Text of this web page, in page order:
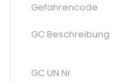
Gefahrencode
GC Beschreibung
GC UN Nr